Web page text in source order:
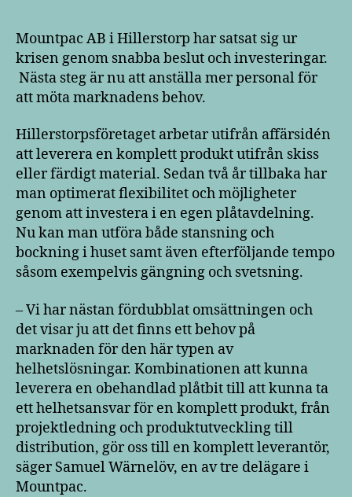
Mountpac AB i Hillerstorp har satsat sig ur
krisen genom snabba beslut och investeringar.
Nästa steg är nu att anställa mer personal för
att möta marknadens behov.
Hillerstorpsföretaget arbetar utifrån affärsidén
att leverera en komplett produkt utifrån skiss
eller färdigt material. Sedan två år tillbaka har
man optimerat flexibilitet och möjligheter
genom att investera i en egen plåtavdelning.
Nu kan man utföra både stansning och
bockning i huset samt även efterföljande tempo
såsom exempelvis gängning och svetsning.
– Vi har nästan fördubblat omsättningen och
det visar ju att det finns ett behov på
marknaden för den här typen av
helhetslösningar. Kombinationen att kunna
leverera en obehandlad plåtbit till att kunna ta
ett helhetsansvar för en komplett produkt, från
projektledning och produktutveckling till
distribution, gör oss till en komplett leverantör,
säger Samuel Wärnelöv, en av tre delägare i
Mountpac.